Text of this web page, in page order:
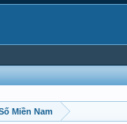
Miền Nam